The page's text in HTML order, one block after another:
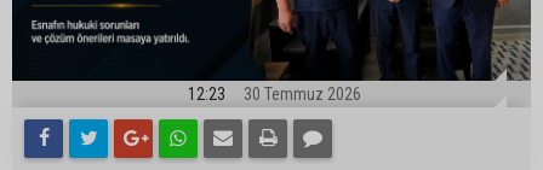
12:23 30 Temmuz 2026